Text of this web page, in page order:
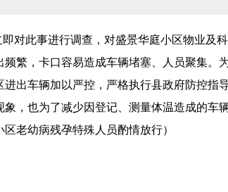
对此事进行调查，对盛景华庭小区物业及
繁，卡口容易造成车辆堵塞、人员聚集。
出车辆加以严控，严格执行县政府防控指
，也为了减少因登记、测量体温造成的车
老幼病残孕特殊人员酌情放行）